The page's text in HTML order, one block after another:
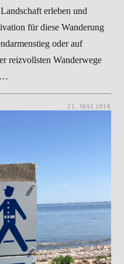
erleben und
für diese Wanderung
oder auf
reizvollsten Wanderwege
21. MAI 2018